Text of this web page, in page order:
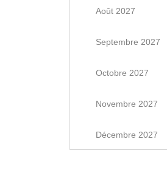
Août 2027
Septembre 2027
Octobre 2027
Novembre 2027
Décembre 2027